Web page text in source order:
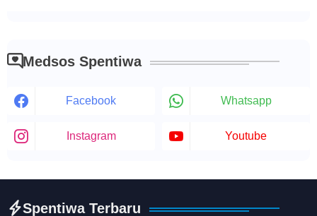
Medsos Spentiwa
Facebook Whatsapp
Instagram Youtube
Spentiwa Terbaru